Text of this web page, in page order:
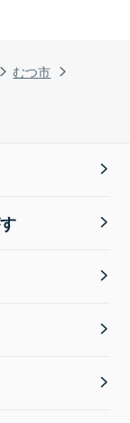
むつ市